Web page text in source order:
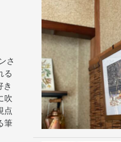
さ
る
吹
点
筆